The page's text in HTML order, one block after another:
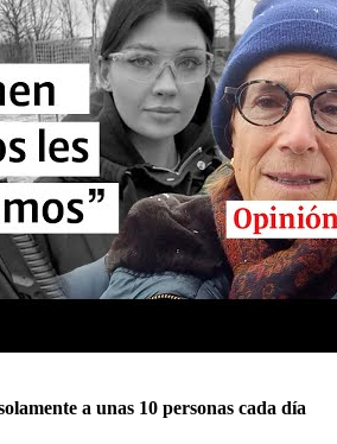
a unas 10 personas cada día